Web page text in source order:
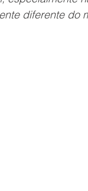
diferente do